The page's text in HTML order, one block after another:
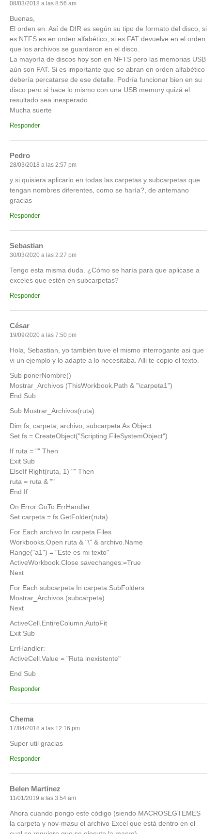
08/03/2018 a las 8:56 am
Buenas,
El orden en. Así de DIR es según su tipo de formato del disco, si
es NTFS es en orden alfabético, si es FAT devuelve en el orden
que los archivos se guardaron en el disco.
La mayoría de discos hoy son en NFTS pero las memorias USB
aún son FAT. Si es importante que se abran en orden alfabético
debería percatarse de ese detalle. Podría funcionar bien en su
disco pero si hace lo mismo con una USB memory quizá el
resultado sea inesperado.
Mucha suerte
Responder
Pedro
28/03/2018 a las 2:57 pm
y si quisiera aplicarlo en todas las carpetas y subcarpetas que
tengan nombres diferentes, como se haría?, de antemano
gracias
Responder
Sebastian
30/03/2020 a las 2:27 pm
Tengo esta misma duda. ¿Cómo se haría para que aplicase a
exceles que estén en subcarpetas?
Responder
César
19/09/2020 a las 7:50 pm
Hola, Sebastian, yo también tuve el mismo interrogante asi que
vi un ejemplo y lo adapte a lo necesitaba. Alli te copio el texto.
Sub ponerNombre()
Mostrar_Archivos (ThisWorkbook.Path & "\carpeta1")
End Sub
Sub Mostrar_Archivos(ruta)
Dim fs, carpeta, archivo, subcarpeta As Object
Set fs = CreateObject("Scripting.FileSystemObject")
If ruta = "" Then
Exit Sub
ElseIf Right(ruta, 1) "" Then
ruta = ruta & ""
End If
On Error GoTo ErrHandler
Set carpeta = fs.GetFolder(ruta)
For Each archivo In carpeta.Files
Workbooks.Open ruta & "\" & archivo.Name
Range("a1") = "Este es mi texto"
ActiveWorkbook.Close savechanges:=True
Next
For Each subcarpeta In carpeta.SubFolders
Mostrar_Archivos (subcarpeta)
Next
ActiveCell.EntireColumn.AutoFit
Exit Sub
ErrHandler:
ActiveCell.Value = "Ruta inexistente"
End Sub
Responder
Chema
17/04/2018 a las 12:16 pm
Super util gracias
Responder
Belen Martinez
11/01/2019 a las 3:54 am
Ahora cuando pongo este código (siendo MACROSEGTEMES
la carpeta y nov-masu el archivo Excel que está dentro en el